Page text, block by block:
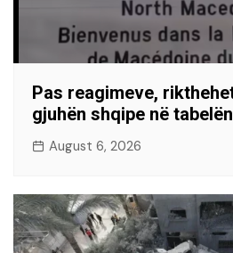
Pas reagimeve,
gjuhën shqipe në
August 6, 2026